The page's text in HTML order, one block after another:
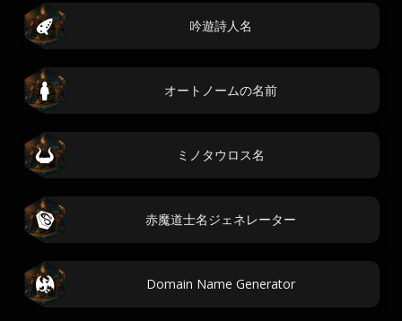
吟遊詩人名
オートノームの名前
ミノタウロス名
赤魔道士名ジェネレーター
Domain Name Generator